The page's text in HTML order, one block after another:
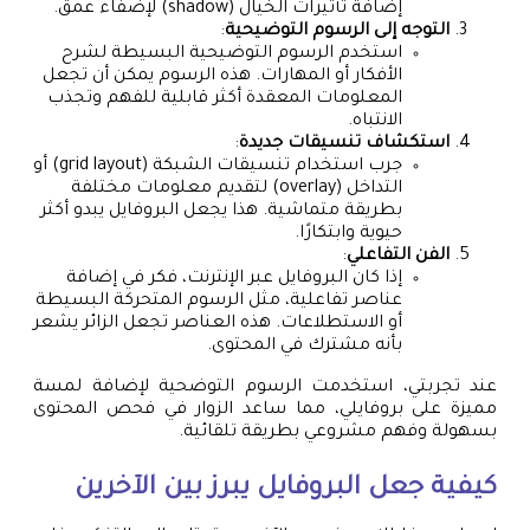
إضافة تأثيرات الخيال (shadow) لإضفاء عمق.
التوجه إلى الرسوم التوضيحية:
استخدم الرسوم التوضيحية البسيطة لشرح
الأفكار أو المهارات. هذه الرسوم يمكن أن تجعل
المعلومات المعقدة أكثر قابلية للفهم وتجذب
الانتباه.
استكشاف تنسيقات جديدة:
جرب استخدام تنسيقات الشبكة (grid layout) أو
التداخل (overlay) لتقديم معلومات مختلفة
بطريقة متماشية. هذا يجعل البروفايل يبدو أكثر
حيوية وابتكارًا.
الفن التفاعلي:
إذا كان البروفايل عبر الإنترنت، فكر في إضافة
عناصر تفاعلية، مثل الرسوم المتحركة البسيطة
أو الاستطلاعات. هذه العناصر تجعل الزائر يشعر
بأنه مشترك في المحتوى.
عند تجربتي، استخدمت الرسوم التوضحية لإضافة لمسة
مميزة على بروفايلي، مما ساعد الزوار في فحص المحتوى
بسهولة وفهم مشروعي بطريقة تلقائية.
كيفية جعل البروفايل يبرز بين الآخرين